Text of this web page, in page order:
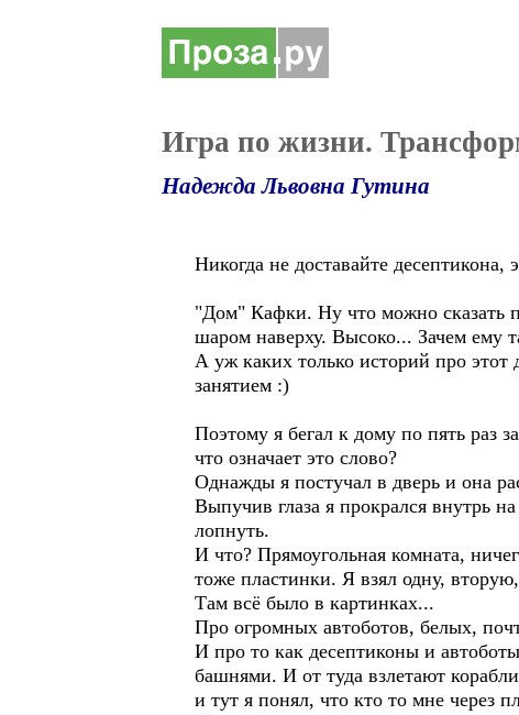
Игра по жизни.
Надежда Львовна Гутина
Никогда не доставайте десептикона,
"Дом" Кафки. Ну что можно сказать
шаром наверху. Высоко... Зачем ему
А уж каких только историй про
занятием :)
Поэтому я бегал к дому по пять раз
что означает это слово?
Однажды я постучал в дверь и она
Выпучив глаза я прокрался внутрь
лопнуть.
И что? Прямоугольная комната,
тоже пластинки. Я взял одну,
Там всё было в картинках...
Про огромных автоботов, белых,
И про то как десептиконы и
башнями. И от туда взлетают
и тут я понял, что кто то мне через